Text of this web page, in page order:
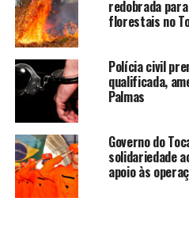
redobrada
florestais no
Polícia civil
qualificada,
Palmas
Governo do
solidariedade
apoio às